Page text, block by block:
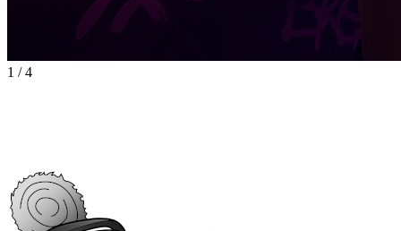
1 /4